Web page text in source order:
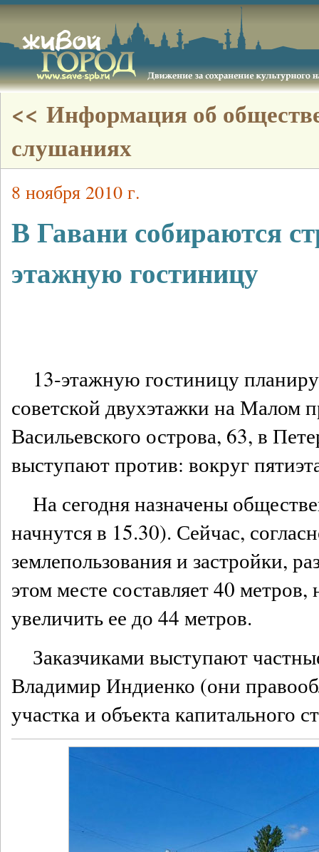
<< Информация об
слушаниях
8 ноября 2010 г.
В Гавани собираются
этажную гостиницу
13-этажную гостиницу
советской двухэтажки на Малом
Васильевского острова, 63, в
выступают против: вокруг
На сегодня назначены
начнутся в 15.30). Сейчас,
землепользования и застройки,
этом месте составляет 40 метров,
увеличить ее до 44 метров.
Заказчиками выступают
Владимир Индиенко (они
участка и объекта капитального